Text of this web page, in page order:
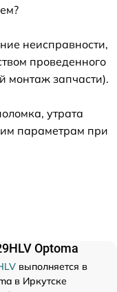
неисправности,
проведенного
монтаж запчасти).
утрата
параметрам при
Optoma
выполняется в
в Иркутске